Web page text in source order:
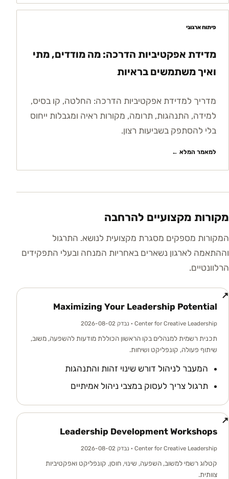
פיתוח ארגוני
מדידת אפקטיביות הדרכה: מה מודדים, מתי
ואיך משתמשים בראיות
מדריך למדידת אפקטיביות הדרכה: החלטה, קו בסיס,
למידה, התנהגות, תרומה, מקורות ראיה ומגבלות ייחוס
בלי להסתפק בשביעות רצון.
למאמר המלא ←
מקורות מקצועיים להרחבה
המקורות מספקים מסגרת מקצועית לנושא. התרגול
וההתאמה לארגון נשארים באחריות המנחה ובעלי התפקידים
הרלוונטיים.
Maximizing Your Leadership Potential
Center for Creative Leadership · נבדק 2026-08-02
תכנית רשמית למנהלים בקו הראשון הכוללת מודעות להשפעה, משוב,
שיתוף פעולה, קונפליקט ושיחות.
המעבר לניהול דורש שינוי זהות והתנהגות
תרגול צריך לעסוק במצבי ניהול אמיתיים
↗
Leadership Development Workshops
Center for Creative Leadership · נבדק 2026-08-02
קטלוג רשמי למשוב, השפעה, שינוי, חוסן, קונפליקט ואפקטיביות
צוותית.
↗